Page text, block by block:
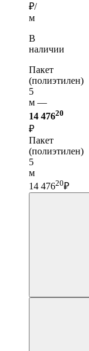
₽/
м
В
наличии
Пакет
(полиэтилен)
5
м —
14 47620
₽
Пакет
(полиэтилен)
5
м
14 47620₽